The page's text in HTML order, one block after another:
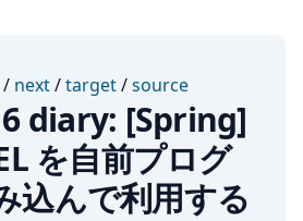
/ next/target/source
diary: [Spring]
を自前プログ
込んで利用する